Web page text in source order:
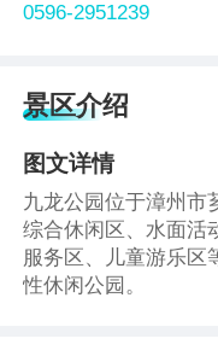
0596-2951239
景区介绍
图文详情
九龙公园位于漳州市
综合休闲区、水面活
服务区、儿童游乐区
性休闲公园。